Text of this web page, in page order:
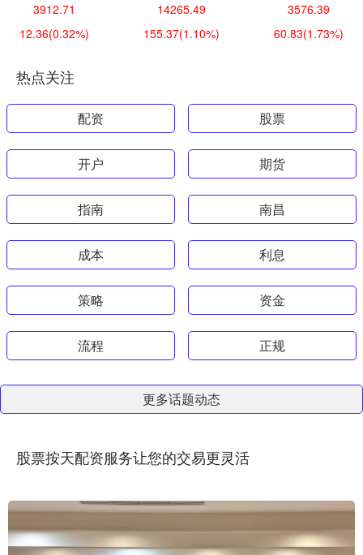
3912.71
12.36(0.32%)
14265.49
155.37(1.10%)
3576.39
60.83(1.73%)
热点关注
配资 股票
开户 期货
指南 南昌
成本 利息
策略 资金
流程 正规
更多话题动态
股票按天配资服务让您的交易更灵活